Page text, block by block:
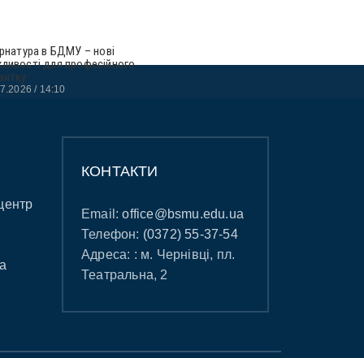
в БДМУ – нові
для професійного
14:10
КОНТАКТИ
Email:office@bsmu.edu.ua
Телефон: (0372) 55-37-54
Адреса: : м. Чернівці, пл.
Театральна, 2